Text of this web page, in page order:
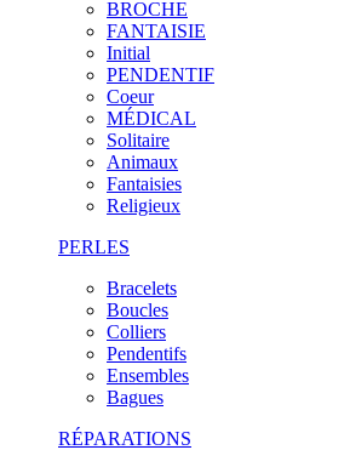
BROCHE
FANTAISIE
Initial
PENDENTIF
Coeur
MÉDICAL
Solitaire
Animaux
Fantaisies
Religieux
PERLES
Bracelets
Boucles
Colliers
Pendentifs
Ensembles
Bagues
RÉPARATIONS